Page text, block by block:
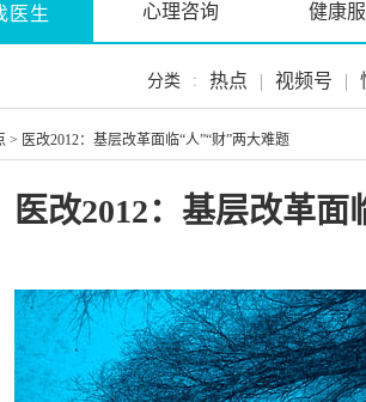
医生 心理咨询 健康
分类 : 热点 | 视频号 |
> 医改2012：基层改革面临“人”“财”两大难题
医改2012：基层改革面